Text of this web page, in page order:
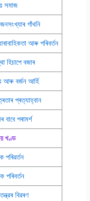
সমাজ
গাঁথনি
আৰু পৰিবর্তন
হিচাপে বজাৰ
আৰু বৰ্জন আৰ্হি
প্ৰত্যাহ্বান
বাবে পৰামর্শ
খণ্ড
পৰিৱর্তন
পৰিবর্তন
বিৱৰণ